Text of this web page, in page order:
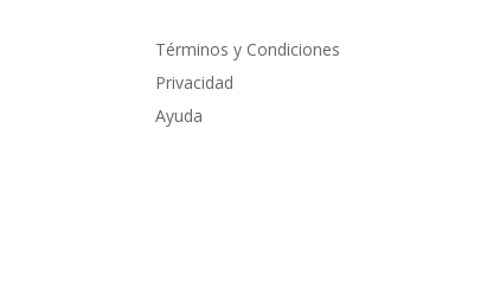
Términos y Condiciones
Privacidad
Ayuda